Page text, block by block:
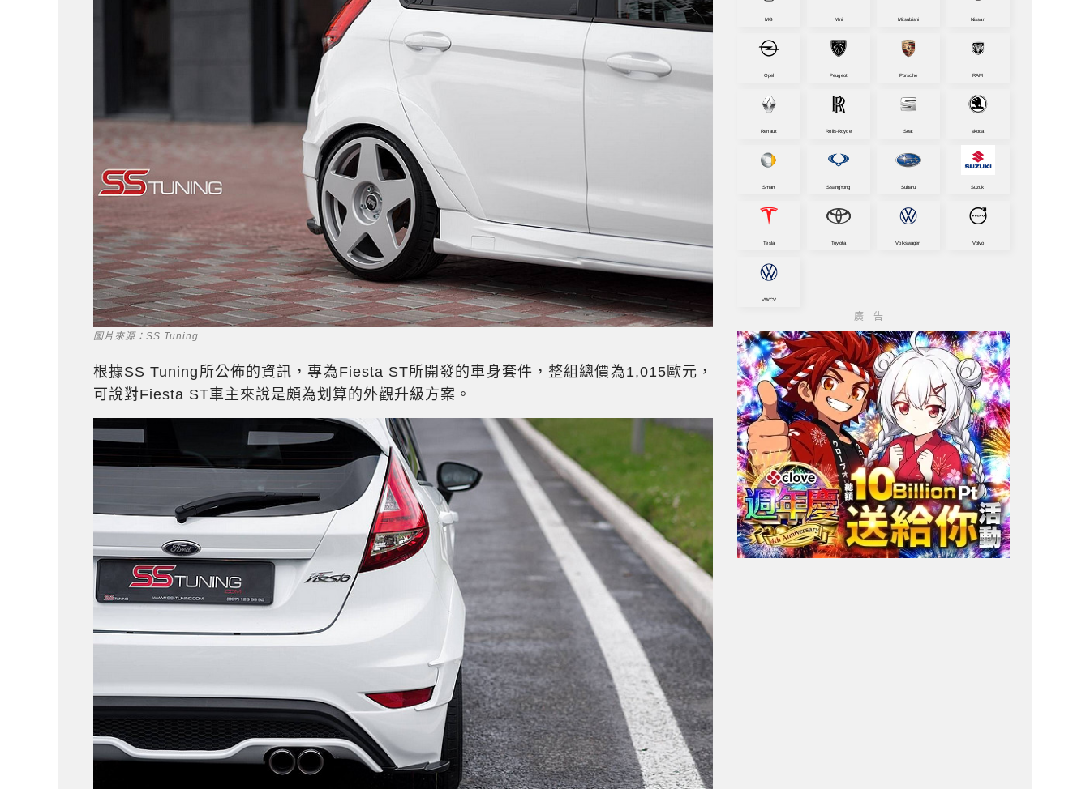
圖片來源：SS Tuning
根據SS Tuning所公佈的資訊，專為Fiesta ST所開發的車身套件，整組總價為1,015歐元，
可說對Fiesta ST車主來說是頗為划算的外觀升級方案。
MG Mini Mitsubishi Nissan
Opel Peugeot Porsche RAM
Renault Rolls-Royce Seat skoda
Smart SsangYong Subaru Suzuki
Tesla Toyota Volkswagen Volvo
VWCV
廣告